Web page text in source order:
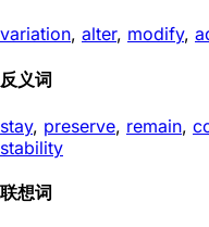
variation, alter, modify,
反义词
stay, preserve, remain,
stability
联想词